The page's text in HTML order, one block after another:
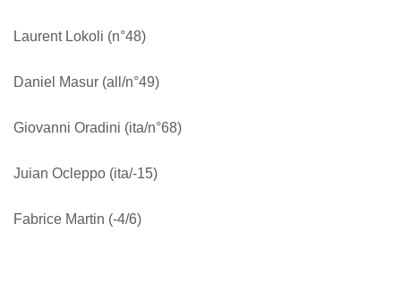
Laurent Lokoli (n°48)
Daniel Masur (all/n°49)
Giovanni Oradini (ita/n°68)
Juian Ocleppo (ita/-15)
Fabrice Martin (-4/6)